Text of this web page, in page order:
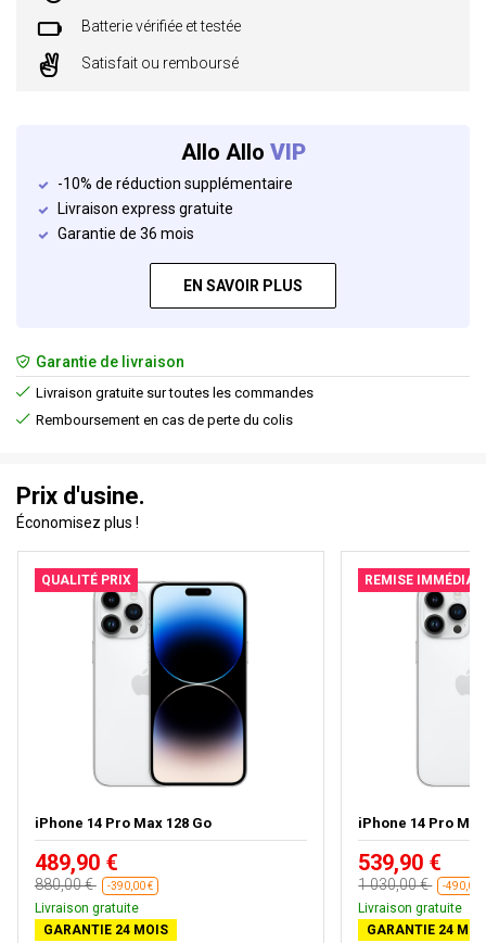
Batterie vérifiée et testée
Satisfait ou remboursé
Allo Allo VIP
-10% de réduction supplémentaire
Livraison express gratuite
Garantie de 36 mois
EN SAVOIR PLUS
Garantie de livraison
Livraison gratuite sur toutes les commandes
Remboursement en cas de perte du colis
Prix d'usine.
Économisez plus !
QUALITÉ PRIX
iPhone 14 Pro Max 128 Go
489,90 €
880,00 € -390,00 €
Livraison gratuite
GARANTIE 24 MOIS
REMISE
iPhone 14 Pro
539,90 €
1 030,00 € -490,00
Livraison gratuite
GARANTIE 24